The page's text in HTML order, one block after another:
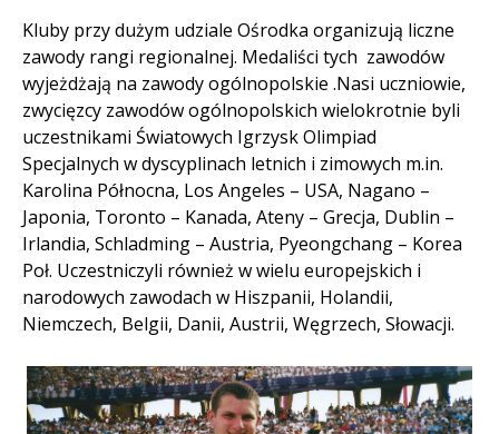
Kluby przy dużym udziale Ośrodka organizują liczne
zawody rangi regionalnej. Medaliści tych zawodów
wyjeżdżają na zawody ogólnopolskie .Nasi uczniowie,
zwycięzcy zawodów ogólnopolskich wielokrotnie byli
uczestnikami Światowych Igrzysk Olimpiad
Specjalnych w dyscyplinach letnich i zimowych m.in.
Karolina Północna, Los Angeles – USA, Nagano –
Japonia, Toronto – Kanada, Ateny – Grecja, Dublin –
Irlandia, Schladming – Austria, Pyeongchang – Korea
Poł. Uczestniczyli również w wielu europejskich i
narodowych zawodach w Hiszpanii, Holandii,
Niemczech, Belgii, Danii, Austrii, Węgrzech, Słowacji.